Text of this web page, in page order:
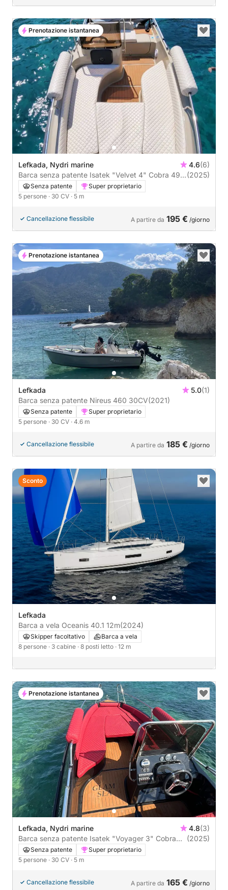
Lefkada, Nydri marine 4.6(6)
Barca senza patente Isatek "Velvet 4" Cobra 495
30CV
(2025)
Senza patente
Super proprietario
5 persone · 30 CV · 5 m
Cancellazione flessibile A partire da 195 € /giorno
Prenotazione istantanea
Lefkada 5.0(1)
Barca senza patente Nireus 460 30CV(2021)
Senza patente
Super proprietario
5 persone · 30 CV · 4.6 m
Cancellazione flessibile A partire da 185 € /giorno
Prenotazione istantanea
Lefkada
Barca a vela Oceanis 40.1 12m(2024)
Skipper facoltativo
Barca a vela
8 persone · 3 cabine · 8 posti letto · 12 m
Sconto
Lefkada, Nydri marine 4.8(3)
Barca senza patente Isatek "Voyager 3" Cobra
495 30CV
(2025)
Senza patente
Super proprietario
5 persone · 30 CV · 5 m
Cancellazione flessibile A partire da 165 € /giorno
Prenotazione istantanea